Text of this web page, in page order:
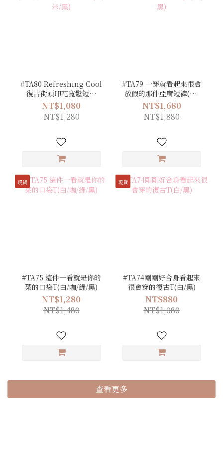
#TA80 Refreshing Cool
復古街頭印花寬鬆短袖
T(白/米/黑)
NT$1,080
NT$1,280
#TA79 一穿就看起來很會
放假的那件亞麻短褲(白/
米/黑)
NT$1,680
NT$1,880
現貨
#TA75 這件一看就是你的
菜的口袋T(白/咖/綠/黑)
NT$1,280
NT$1,480
現貨
#TA74剛剛好合身看起來
很會穿的復古T(白/黑)
NT$880
NT$1,080
查看更多